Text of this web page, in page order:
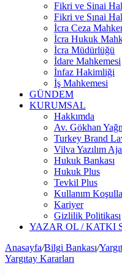
Fikri ve Sinai
Fikri ve Sınai
İcra Ceza
İcra Hukuk
İcra Müdürlüğü
İdare Mahkemesi
İnfaz Hakimliği
İş Mahkemesi
GÜNDEM
KURUMSAL
Hakkımda
Av. Gökhan
Turkey Brand
Vilva Yazılım
Hukuk Bankası
Hukuk Plus
Tevkil Plus
Kullanım
Kariyer
Gizlilik Politikası
YAZAR OL / KATKI
Anasayfa/Bilgi Bankası/
Yargıtay Kararları